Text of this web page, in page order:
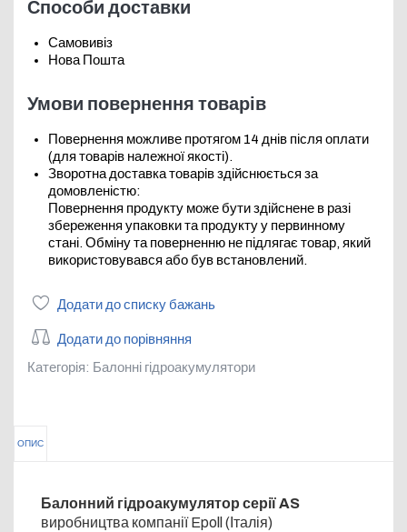
Способи доставки
Самовивіз
Нова Пошта
Умови повернення товарів
Повернення можливе протягом 14 днів після оплати
(для товарів належної якості).
Зворотна доставка товарів здійснюється за
домовленістю:
Повернення продукту може бути здійснене в разі
збереження упаковки та продукту у первинному
стані. Обміну та поверненню не підлягає товар, який
використовувався або був встановлений.
Додати до списку бажань
Додати до порівняння
Категорія: Балонні гідроакумулятори
ОПИС
Балонний гідроакумулятор серії AS
виробництва компанії Epoll (Італія)